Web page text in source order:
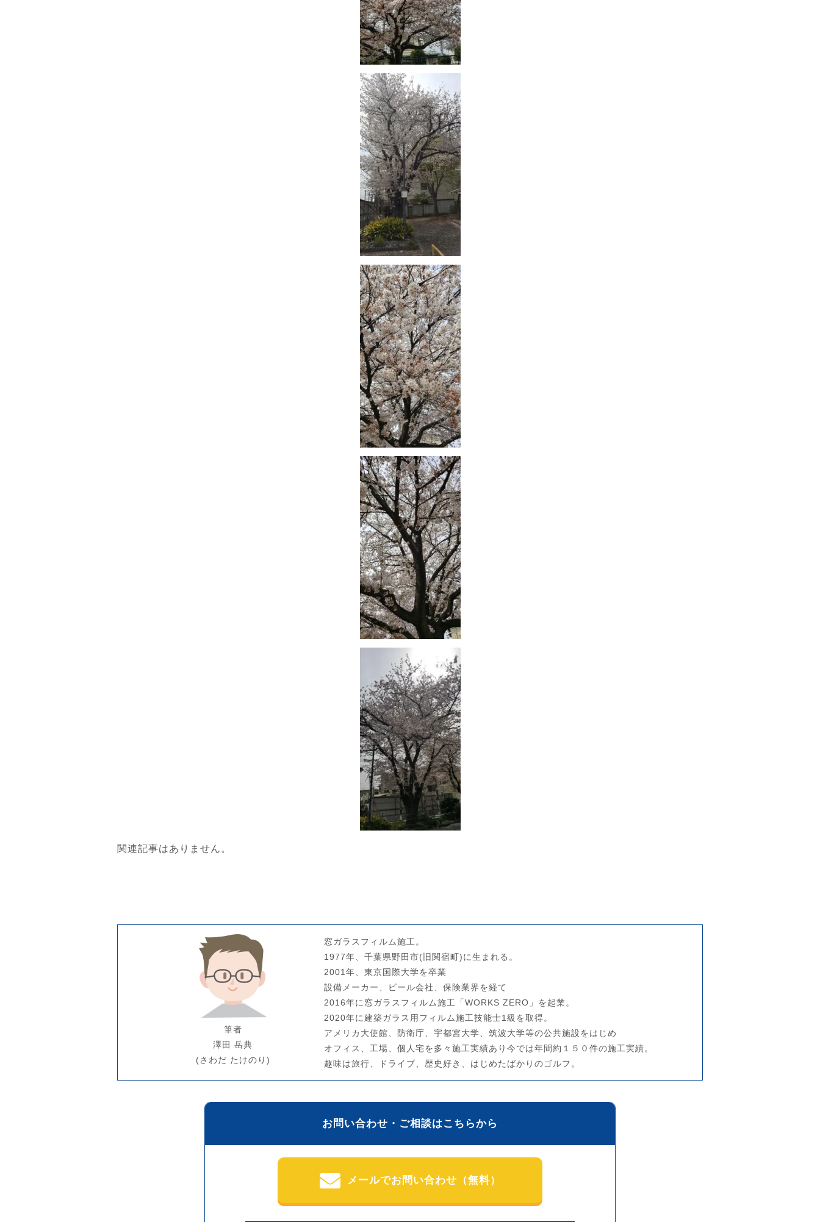
関連記事はありません。
筆者
澤田 岳典
(さわだ たけのり)
窓ガラスフィルム施工。
1977年、千葉県野田市(旧関宿町)に生まれる。
2001年、東京国際大学を卒業
設備メーカー、ビール会社、保険業界を経て
2016年に窓ガラスフィルム施工「WORKS ZERO」を起業。
2020年に建築ガラス用フィルム施工技能士1級を取得。
アメリカ大使館、防衛庁、宇都宮大学、筑波大学等の公共施設をはじめ
オフィス、工場、個人宅を多々施工実績あり今では年間約１５０件の施工実績。
趣味は旅行、ドライブ、歴史好き、はじめたばかりのゴルフ。
お問い合わせ・ご相談はこちらから
メールでお問い合わせ（無料）